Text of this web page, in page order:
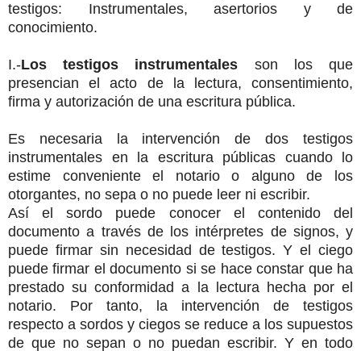
testigos: Instrumentales, asertorios y de
conocimiento.
I.-Los testigos instrumentales son los que
presencian el acto de la lectura, consentimiento,
firma y autorización de una escritura pública.
Es necesaria la intervención de dos testigos
instrumentales en la escritura públicas cuando lo
estime conveniente el notario o alguno de los
otorgantes, no sepa o no puede leer ni escribir.
Así el sordo puede conocer el contenido del
documento a través de los intérpretes de signos, y
puede firmar sin necesidad de testigos. Y el ciego
puede firmar el documento si se hace constar que ha
prestado su conformidad a la lectura hecha por el
notario. Por tanto, la intervención de testigos
respecto a sordos y ciegos se reduce a los supuestos
de que no sepan o no puedan escribir. Y en todo